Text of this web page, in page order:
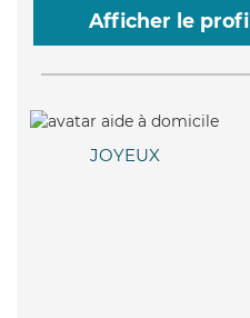
Afficher le profil
JOYEUX